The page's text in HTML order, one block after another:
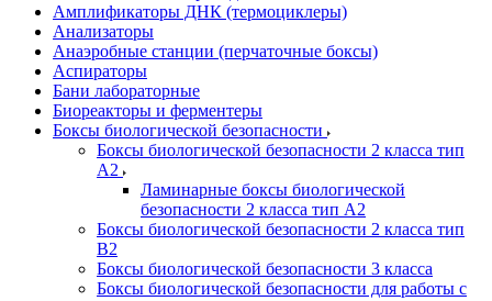
Амплификаторы ДНК (термоциклеры)
Анализаторы
Анаэробные станции (перчаточные боксы)
Аспираторы
Бани лабораторные
Биореакторы и ферментеры
Боксы биологической безопасности
Боксы биологической безопасности 2 класса тип
A2
Ламинарные боксы биологической
безопасности 2 класса тип A2
Боксы биологической безопасности 2 класса тип
B2
Боксы биологической безопасности 3 класса
Боксы биологической безопасности для работы с